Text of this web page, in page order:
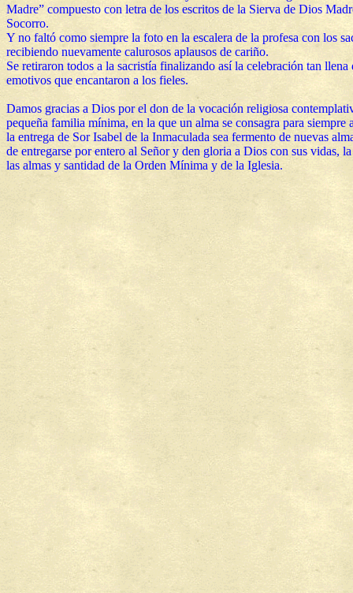
Madre” compuesto con letra de los escritos de la Sierva de Dios
Socorro.
Y no faltó como siempre la foto en la escalera de la profesa con los
recibiendo nuevamente calurosos aplausos de cariño.
Se retiraron todos a la sacristía finalizando así la celebración tan llena
emotivos que encantaron a los fieles.
Damos gracias a Dios por el don de la vocación religiosa
pequeña familia mínima, en la que un alma se consagra para siempre
la entrega de Sor Isabel de la Inmaculada sea fermento de nuevas
de entregarse por entero al Señor y den gloria a Dios con sus vidas,
las almas y santidad de la Orden Mínima y de la Iglesia.